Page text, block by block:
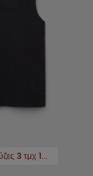
Παιδικές μπλούζες 3 τμχ 12,99 €